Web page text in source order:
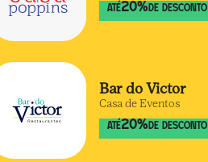
ATÉ20%DE DESCONTO
Bar do Victor
Casa de Eventos
ATÉ20%DE DESCONTO